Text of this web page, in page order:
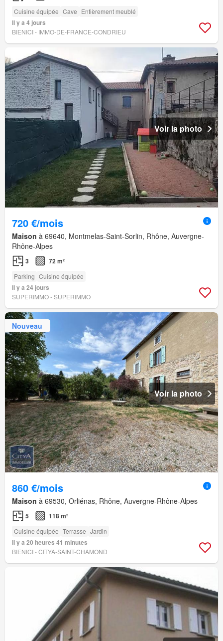
Cuisine équipée Cave Entièrement meublé
Il y a 4 jours
BIENICI - IMMO-DE-FRANCE-CONDRIEU
Voir la photo
720 €/mois
Maison à 69640, Montmelas-Saint-Sorlin, Rhône, Auvergne-
Rhône-Alpes
3 72 m²
Parking Cuisine équipée
Il y a 24 jours
SUPERIMMO - SUPERIMMO
Nouveau
Voir la photo
860 €/mois
Maison à 69530, Orliénas, Rhône, Auvergne-Rhône-Alpes
5 118 m²
Cuisine équipée Terrasse Jardin
Il y a 20 heures 41 minutes
BIENICI - CITYA-SAINT-CHAMOND